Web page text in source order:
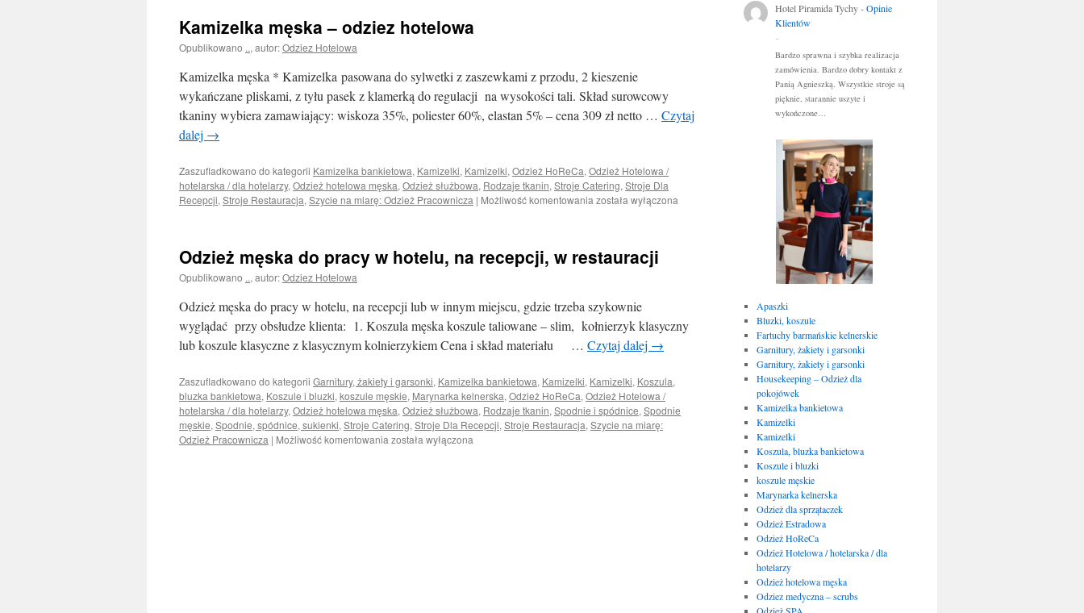
ubrania
służbowe
do
hotelu
(logo
hotelu)
Kamizelka męska – odziez hotelowa
Opublikowano .., autor:Odziez Hotelowa
Kamizelka męska * Kamizelka pasowana do sylwetki z zaszewkami z przodu, 2 kieszenie
wykańczane pliskami, z tyłu pasek z klamerką do regulacji na wysokości tali. Skład surowcowy
tkaniny wybiera zamawiający: wiskoza 35%, poliester 60%, elastan 5% – cena 309 zł netto … Czytaj
dalej →
Zaszufladkowano do kategorii Kamizelka bankietowa, Kamizelki, Kamizelki, Odzież HoReCa, Odzież Hotelowa /
hotelarska / dla hotelarzy, Odzież hotelowa męska, Odzież służbowa, Rodzaje tkanin, Stroje Catering, Stroje Dla
Recepcji, Stroje Restauracja, Szycie na miarę: Odzież Pracownicza | Możliwość komentowania Kamizelka
hotelowa
została wyłączona
Odzież męska do pracy w hotelu, na recepcji, w restauracji
Opublikowano .., autor:Odziez Hotelowa
Odzież męska do pracy w hotelu, na recepcji lub w innym miejscu, gdzie trzeba szykownie
wyglądać przy obsłudze klienta: 1. Koszula męska koszule taliowane – slim, kołnierzyk klasyczny
lub koszule klasyczne z klasycznym kolnierzykiem Cena i skład materiału … Czytaj dalej →
Zaszufladkowano do kategorii Garnitury, żakiety i garsonki, Kamizelka bankietowa, Kamizelki, Kamizelki, Koszula,
bluzka bankietowa, Koszule i bluzki, koszule męskie, Marynarka kelnerska, Odzież HoReCa, Odzież Hotelowa /
hotelarska / dla hotelarzy, Odzież hotelowa męska, Odzież służbowa, Rodzaje tkanin, Spodnie i spódnice, Spodnie
męskie, Spodnie, spódnice, sukienki, Stroje Catering, Stroje Dla Recepcji, Stroje Restauracja, Szycie na miarę:
Odzież Pracownicza | Możliwość komentowania Odzież
została wyłączona
Hotel Piramida Tychy-Opinie
Klientów
..
Bardzo sprawna i szybka realizacja
zamówienia. Bardzo dobry kontakt z
Panią Agnieszką. Wszystkie stroje są
pięknie, starannie uszyte i
wykończone…
Apaszki
Bluzki, koszule
Fartuchy barmańskie kelnerskie
Garnitury, żakiety i garsonki
Garnitury, żakiety i garsonki
Housekeeping – Odzież dla
pokojówek
Kamizelka bankietowa
Kamizelki
Kamizelki
Koszula, bluzka bankietowa
Koszule i bluzki
koszule męskie
Marynarka kelnerska
Odzież dla sprzątaczek
Odzież Estradowa
Odzież HoReCa
Odzież Hotelowa / hotelarska / dla
hotelarzy
Odzież hotelowa męska
Odziez medyczna – scrubs